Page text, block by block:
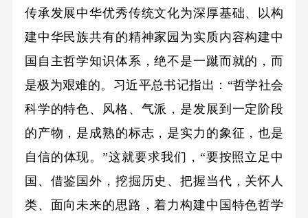
传承发展中华优秀传统文化为深厚基础、以构
建中华民族共有的精神家园为实质内容构建中
国自主哲学知识体系，绝不是一蹴而就的，而
是极为艰难的。习近平总书记指出：“哲学社会
科学的特色、风格、气派，是发展到一定阶段
的产物，是成熟的标志，是实力的象征，也是
自信的体现。”这就要求我们，“要按照立足中
国、借鉴国外，挖掘历史、把握当代，关怀人
类、面向未来的思路，着力构建中国特色哲学